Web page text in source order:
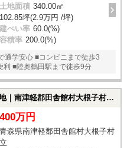
土地面積 340.00㎡
102.85坪(2.9万円 /坪)
建ぺい率 60.0(%)
容積率 200.0(%)
通学安心 ■コンビニまで徒歩3
利 ■陸奥鶴田駅まで徒歩9分
軽郡田舎館村大根子村立の土地
400万円
青森県南津軽郡田舎館村大根子村
立